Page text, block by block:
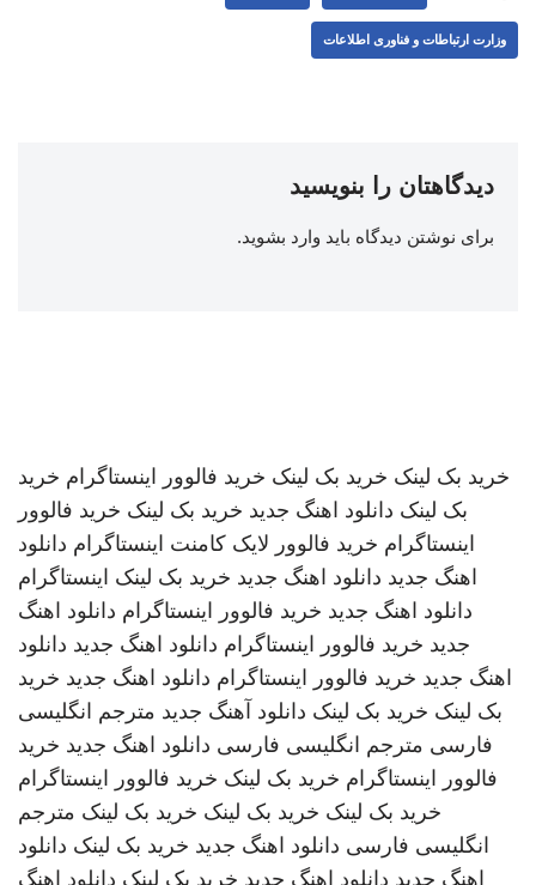
وزارت ارتباطات و فناوری اطلاعات
دیدگاهتان را بنویسید
برای نوشتن دیدگاه باید وارد بشوید.
خرید بک لینک خرید بک لینک خرید فالوور اینستاگرام خرید
بک لینک دانلود اهنگ جدید خرید بک لینک خرید فالوور
اینستاگرام خرید فالوور لایک کامنت اینستاگرام دانلود
اهنگ جدید دانلود اهنگ جدید خرید بک لینک اینستاگرام
دانلود اهنگ جدید خرید فالوور اینستاگرام دانلود اهنگ
جدید خرید فالوور اینستاگرام دانلود اهنگ جدید دانلود
اهنگ جدید خرید فالوور اینستاگرام دانلود اهنگ جدید خرید
بک لینک خرید بک لینک دانلود آهنگ جدید مترجم انگلیسی
فارسی مترجم انگلیسی فارسی دانلود اهنگ جدید خرید
فالوور اینستاگرام خرید بک لینک خرید فالوور اینستاگرام
خرید بک لینک خرید بک لینک خرید بک لینک مترجم
انگلیسی فارسی دانلود اهنگ جدید خرید بک لینک دانلود
اهنگ جدید دانلود اهنگ جدید خرید بک لینک دانلود اهنگ